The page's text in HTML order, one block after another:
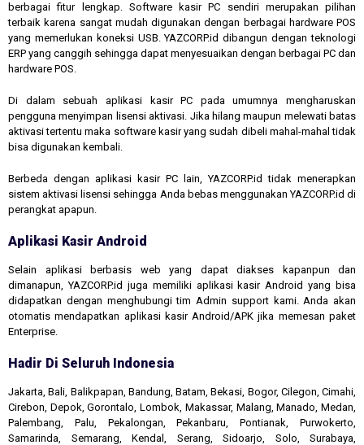
berbagai fitur lengkap. Software kasir PC sendiri merupakan pilihan
terbaik karena sangat mudah digunakan dengan berbagai hardware POS
yang memerlukan koneksi USB. YAZCORP.id dibangun dengan teknologi
ERP yang canggih sehingga dapat menyesuaikan dengan berbagai PC dan
hardware POS.
Di dalam sebuah aplikasi kasir PC pada umumnya mengharuskan
pengguna menyimpan lisensi aktivasi. Jika hilang maupun melewati batas
aktivasi tertentu maka software kasir yang sudah dibeli mahal-mahal tidak
bisa digunakan kembali.
Berbeda dengan aplikasi kasir PC lain, YAZCORP.id tidak menerapkan
sistem aktivasi lisensi sehingga Anda bebas menggunakan YAZCORP.id di
perangkat apapun.
Aplikasi Kasir Android
Selain aplikasi berbasis web yang dapat diakses kapanpun dan
dimanapun, YAZCORP.id juga memiliki aplikasi kasir Android yang bisa
didapatkan dengan menghubungi tim Admin support kami. Anda akan
otomatis mendapatkan aplikasi kasir Android/APK jika memesan paket
Enterprise.
Hadir Di Seluruh Indonesia
Jakarta, Bali, Balikpapan, Bandung, Batam, Bekasi, Bogor, Cilegon, Cimahi,
Cirebon, Depok, Gorontalo, Lombok, Makassar, Malang, Manado, Medan,
Palembang, Palu, Pekalongan, Pekanbaru, Pontianak, Purwokerto,
Samarinda, Semarang, Kendal, Serang, Sidoarjo, Solo, Surabaya,